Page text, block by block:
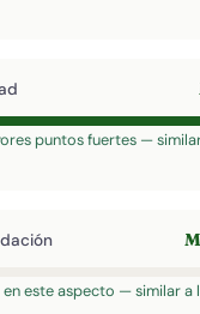
puntos fuertes —
este aspecto — similar a